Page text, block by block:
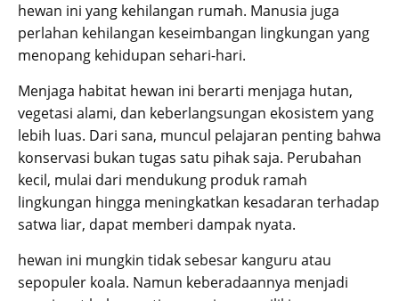
hewan ini yang kehilangan rumah. Manusia juga
perlahan kehilangan keseimbangan lingkungan yang
menopang kehidupan sehari-hari.
Menjaga habitat hewan ini berarti menjaga hutan,
vegetasi alami, dan keberlangsungan ekosistem yang
lebih luas. Dari sana, muncul pelajaran penting bahwa
konservasi bukan tugas satu pihak saja. Perubahan
kecil, mulai dari mendukung produk ramah
lingkungan hingga meningkatkan kesadaran terhadap
satwa liar, dapat memberi dampak nyata.
hewan ini mungkin tidak sebesar kanguru atau
sepopuler koala. Namun keberadaannya menjadi